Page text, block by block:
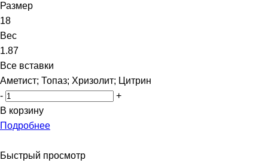
Размер
18
Вес
1.87
Все вставки
Аметист; Топаз; Хризолит; Цитрин
-
+
В корзину
Подробнее
Быстрый просмотр